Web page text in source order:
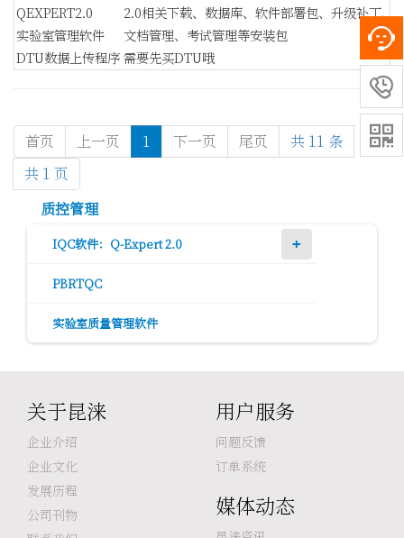
QEXPERT2.0
2.0相关下载、数据库、软件部署包、升级补丁、
实验室管理软件
文档管理、考试管理等安装包
DTU数据上传程序需要先买DTU哦
首页 上一页 1 下一页 尾页
共 11 条
共 1 页
质控管理
IQC软件：Q-Expert 2.0
PBRTQC
实验室质量管理软件
关于昆涞
企业介绍
企业文化
发展历程
公司刊物
用户服务
问题反馈
订单系统
媒体动态

